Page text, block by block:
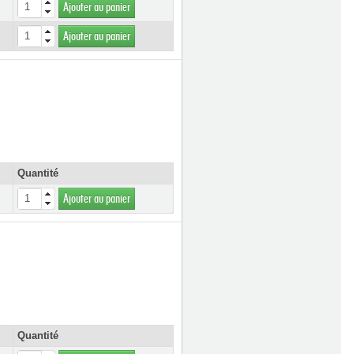
Ajouter au panier
Ajouter au panier
Quantité
Ajouter au panier
Quantité